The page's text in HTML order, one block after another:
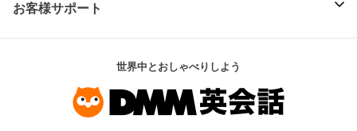
お客様サポート
世界中とおしゃべりしよう